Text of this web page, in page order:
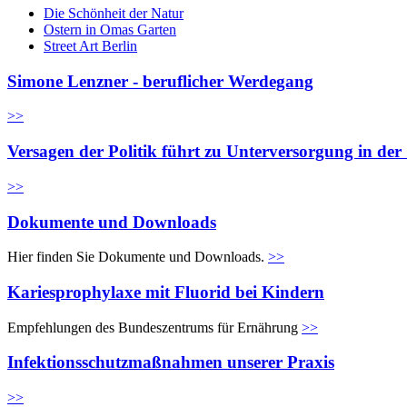
Die Schönheit der Natur
Ostern in Omas Garten
Street Art Berlin
Simone Lenzner - beruflicher Werdegang
>>
Versagen der Politik führt zu Unterversorgung in
>>
Dokumente und Downloads
Hier finden Sie Dokumente und Downloads. >>
Kariesprophylaxe mit Fluorid bei Kindern
Empfehlungen des Bundeszentrums für Ernährung >>
Infektionsschutzmaßnahmen unserer Praxis
>>